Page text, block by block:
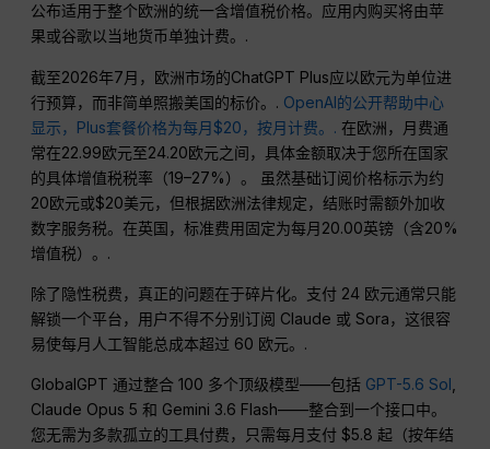
公布适用于整个欧洲的统一含增值税价格。应用内购买将由苹
果或谷歌以当地货币单独计费。.
截至2026年7月，欧洲市场的ChatGPT Plus应以欧元为单位进
行预算，而非简单照搬美国的标价。. OpenAI的公开帮助中心
显示，Plus套餐价格为每月$20，按月计费。. 在欧洲，月费通
常在22.99欧元至24.20欧元之间，具体金额取决于您所在国家
的具体增值税税率（19–27%）。 虽然基础订阅价格标示为约
20欧元或$20美元，但根据欧洲法律规定，结账时需额外加收
数字服务税。在英国，标准费用固定为每月20.00英镑（含20%
增值税）。.
除了隐性税费，真正的问题在于碎片化。支付 24 欧元通常只能
解锁一个平台，用户不得不分别订阅 Claude 或 Sora，这很容
易使每月人工智能总成本超过 60 欧元。.
GlobalGPT 通过整合 100 多个顶级模型——包括 GPT-5.6 Sol ,
Claude Opus 5 和 Gemini 3.6 Flash——整合到一个接口中。
您无需为多款孤立的工具付费，只需每月支付 $5.8 起（按年结